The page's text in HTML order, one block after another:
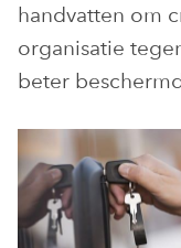
handvatten om
organisatie
beter